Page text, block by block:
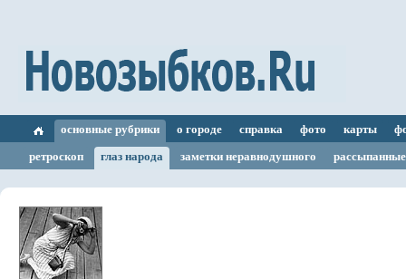
основные рубрики о городе справка фото карты
ретроскоп
глаз народа заметки неравнодушного